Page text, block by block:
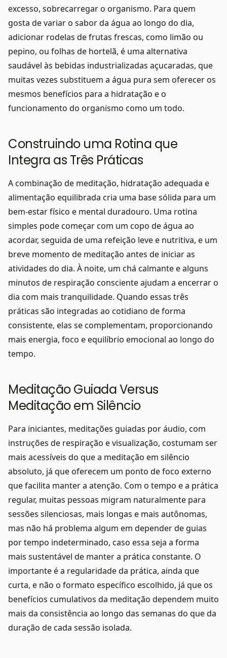
excesso, sobrecarregar o organismo. Para quem
gosta de variar o sabor da água ao longo do dia,
adicionar rodelas de frutas frescas, como limão ou
pepino, ou folhas de hortelã, é uma alternativa
saudável às bebidas industrializadas açucaradas, que
muitas vezes substituem a água pura sem oferecer os
mesmos benefícios para a hidratação e o
funcionamento do organismo como um todo.
Construindo uma Rotina que
Integra as Três Práticas
A combinação de meditação, hidratação adequada e
alimentação equilibrada cria uma base sólida para um
bem-estar físico e mental duradouro. Uma rotina
simples pode começar com um copo de água ao
acordar, seguida de uma refeição leve e nutritiva, e um
breve momento de meditação antes de iniciar as
atividades do dia. À noite, um chá calmante e alguns
minutos de respiração consciente ajudam a encerrar o
dia com mais tranquilidade. Quando essas três
práticas são integradas ao cotidiano de forma
consistente, elas se complementam, proporcionando
mais energia, foco e equilíbrio emocional ao longo do
tempo.
Meditação Guiada Versus
Meditação em Silêncio
Para iniciantes, meditações guiadas por áudio, com
instruções de respiração e visualização, costumam ser
mais acessíveis do que a meditação em silêncio
absoluto, já que oferecem um ponto de foco externo
que facilita manter a atenção. Com o tempo e a prática
regular, muitas pessoas migram naturalmente para
sessões silenciosas, mais longas e mais autônomas,
mas não há problema algum em depender de guias
por tempo indeterminado, caso essa seja a forma
mais sustentável de manter a prática constante. O
importante é a regularidade da prática, ainda que
curta, e não o formato específico escolhido, já que os
benefícios cumulativos da meditação dependem muito
mais da consistência ao longo das semanas do que da
duração de cada sessão isolada.